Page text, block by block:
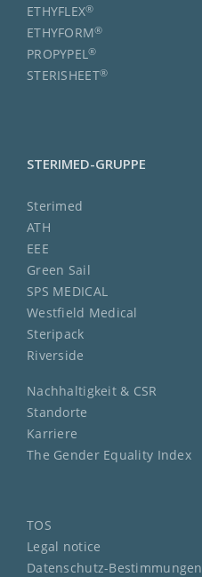
ETHYFLEX®
ETHYFORM®
PROPYPEL®
STERISHEET®
STERIMED-GRUPPE
Sterimed
ATH
EEE
Green Sail
SPS MEDICAL
Westfield Medical
Steripack
Riverside
Nachhaltigkeit & CSR
Standorte
Karriere
The Gender Equality Index
TOS
Legal notice
Datenschutz-Bestimmungen